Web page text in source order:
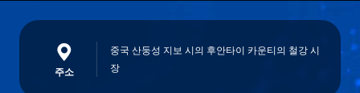
주소
중국 산둥성 지보 시의 후안타이 카운티의 철강 시
장